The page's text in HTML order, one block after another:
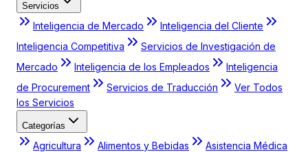
Servicios
Inteligencia de Mercado
Inteligencia del Cliente
Inteligencia Competitiva
Servicios de Investigación de
Mercado
Inteligencia de los Empleados
Inteligencia
de Procurement
Servicios de Traducción
Ver Todos
los Servicios
Categorías
Agricultura Alimentos y Bebidas
Asistencia Médica